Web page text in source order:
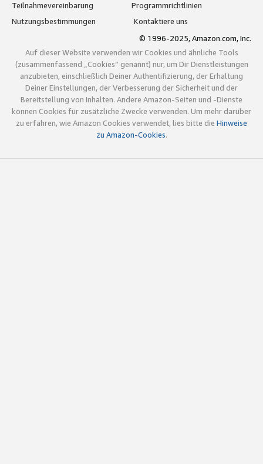
Teilnahmevereinbarung
Programmrichtlinien
Nutzungsbestimmungen
Kontaktiere uns
© 1996-2025, Amazon.com, Inc.
Auf dieser Website verwenden wir Cookies und ähnliche Tools
(zusammenfassend „Cookies“ genannt) nur, um Dir Dienstleistungen
anzubieten, einschließlich Deiner Authentifizierung, der Erhaltung
Deiner Einstellungen, der Verbesserung der Sicherheit und der
Bereitstellung von Inhalten. Andere Amazon-Seiten und -Dienste
können Cookies für zusätzliche Zwecke verwenden. Um mehr darüber
zu erfahren, wie Amazon Cookies verwendet, lies bitte die Hinweise
zu Amazon-Cookies.